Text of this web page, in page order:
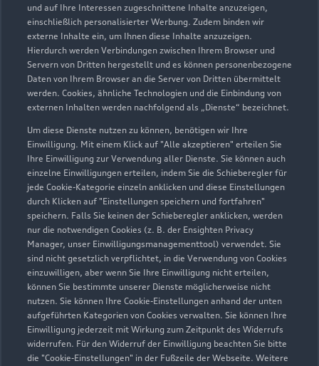
und auf Ihre Interessen zugeschnittene Inhalte anzuzeigen,
einschließlich personalisierter Werbung. Zudem binden wir
externe Inhalte ein, um Ihnen diese Inhalte anzuzeigen.
Hierdurch werden Verbindungen zwischen Ihrem Browser und
Servern von Dritten hergestellt und es können personenbezogene
Daten von Ihrem Browser an die Server von Dritten übermittelt
werden. Cookies, ähnliche Technologien und die Einbindung von
externen Inhalten werden nachfolgend als „Dienste“ bezeichnet.
Um diese Dienste nutzen zu können, benötigen wir Ihre
Einwilligung. Mit einem Klick auf "Alle akzeptieren" erteilen Sie
Ihre Einwilligung zur Verwendung aller Dienste. Sie können auch
einzelne Einwilligungen erteilen, indem Sie die Schieberegler für
jede Cookie-Kategorie einzeln anklicken und diese Einstellungen
durch Klicken auf "Einstellungen speichern und fortfahren"
speichern. Falls Sie keinen der Schieberegler anklicken, werden
nur die notwendigen Cookies (z. B. der Ensighten Privacy
Manager, unser Einwilligungsmanagementtool) verwendet. Sie
sind nicht gesetzlich verpflichtet, in die Verwendung von Cookies
einzuwilligen, aber wenn Sie Ihre Einwilligung nicht erteilen,
können Sie bestimmte unserer Dienste möglicherweise nicht
nutzen. Sie können Ihre Cookie-Einstellungen anhand der unten
aufgeführten Kategorien von Cookies verwalten. Sie können Ihre
Einwilligung jederzeit mit Wirkung zum Zeitpunkt des Widerrufs
widerrufen. Für den Widerruf der Einwilligung beachten Sie bitte
die "Cookie-Einstellungen" in der Fußzeile der Webseite. Weitere
Adelbert Moll GmbH & Co.
KG
Autoverkauf
Servicepartner
Audi Gebrauchtwagen :plus
e-tron
R8 Verkaufspartner
Service R8
Krefelder Straße 117
40549 Düsseldorf